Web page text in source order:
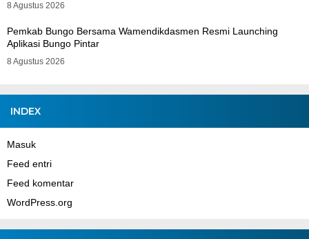
8 Agustus 2026
Pemkab Bungo Bersama Wamendikdasmen Resmi Launching
Aplikasi Bungo Pintar
8 Agustus 2026
INDEX
Masuk
Feed entri
Feed komentar
WordPress.org